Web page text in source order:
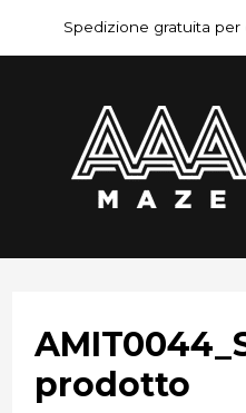
al
contenuto
Spedizione gratuita per
prodotto
Navigazione
articoli